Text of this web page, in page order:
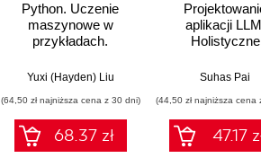
Python. Uczenie
maszynowe w
przykładach.
realnych
Wydanie IV
Yuxi (Hayden) Liu
(64,50 zł najniższa cena z 30 dni)
68.37 zł
aplikacji
Holistyczne
modeliSuhas Pai
(44,50 zł najniższa cena
47.17